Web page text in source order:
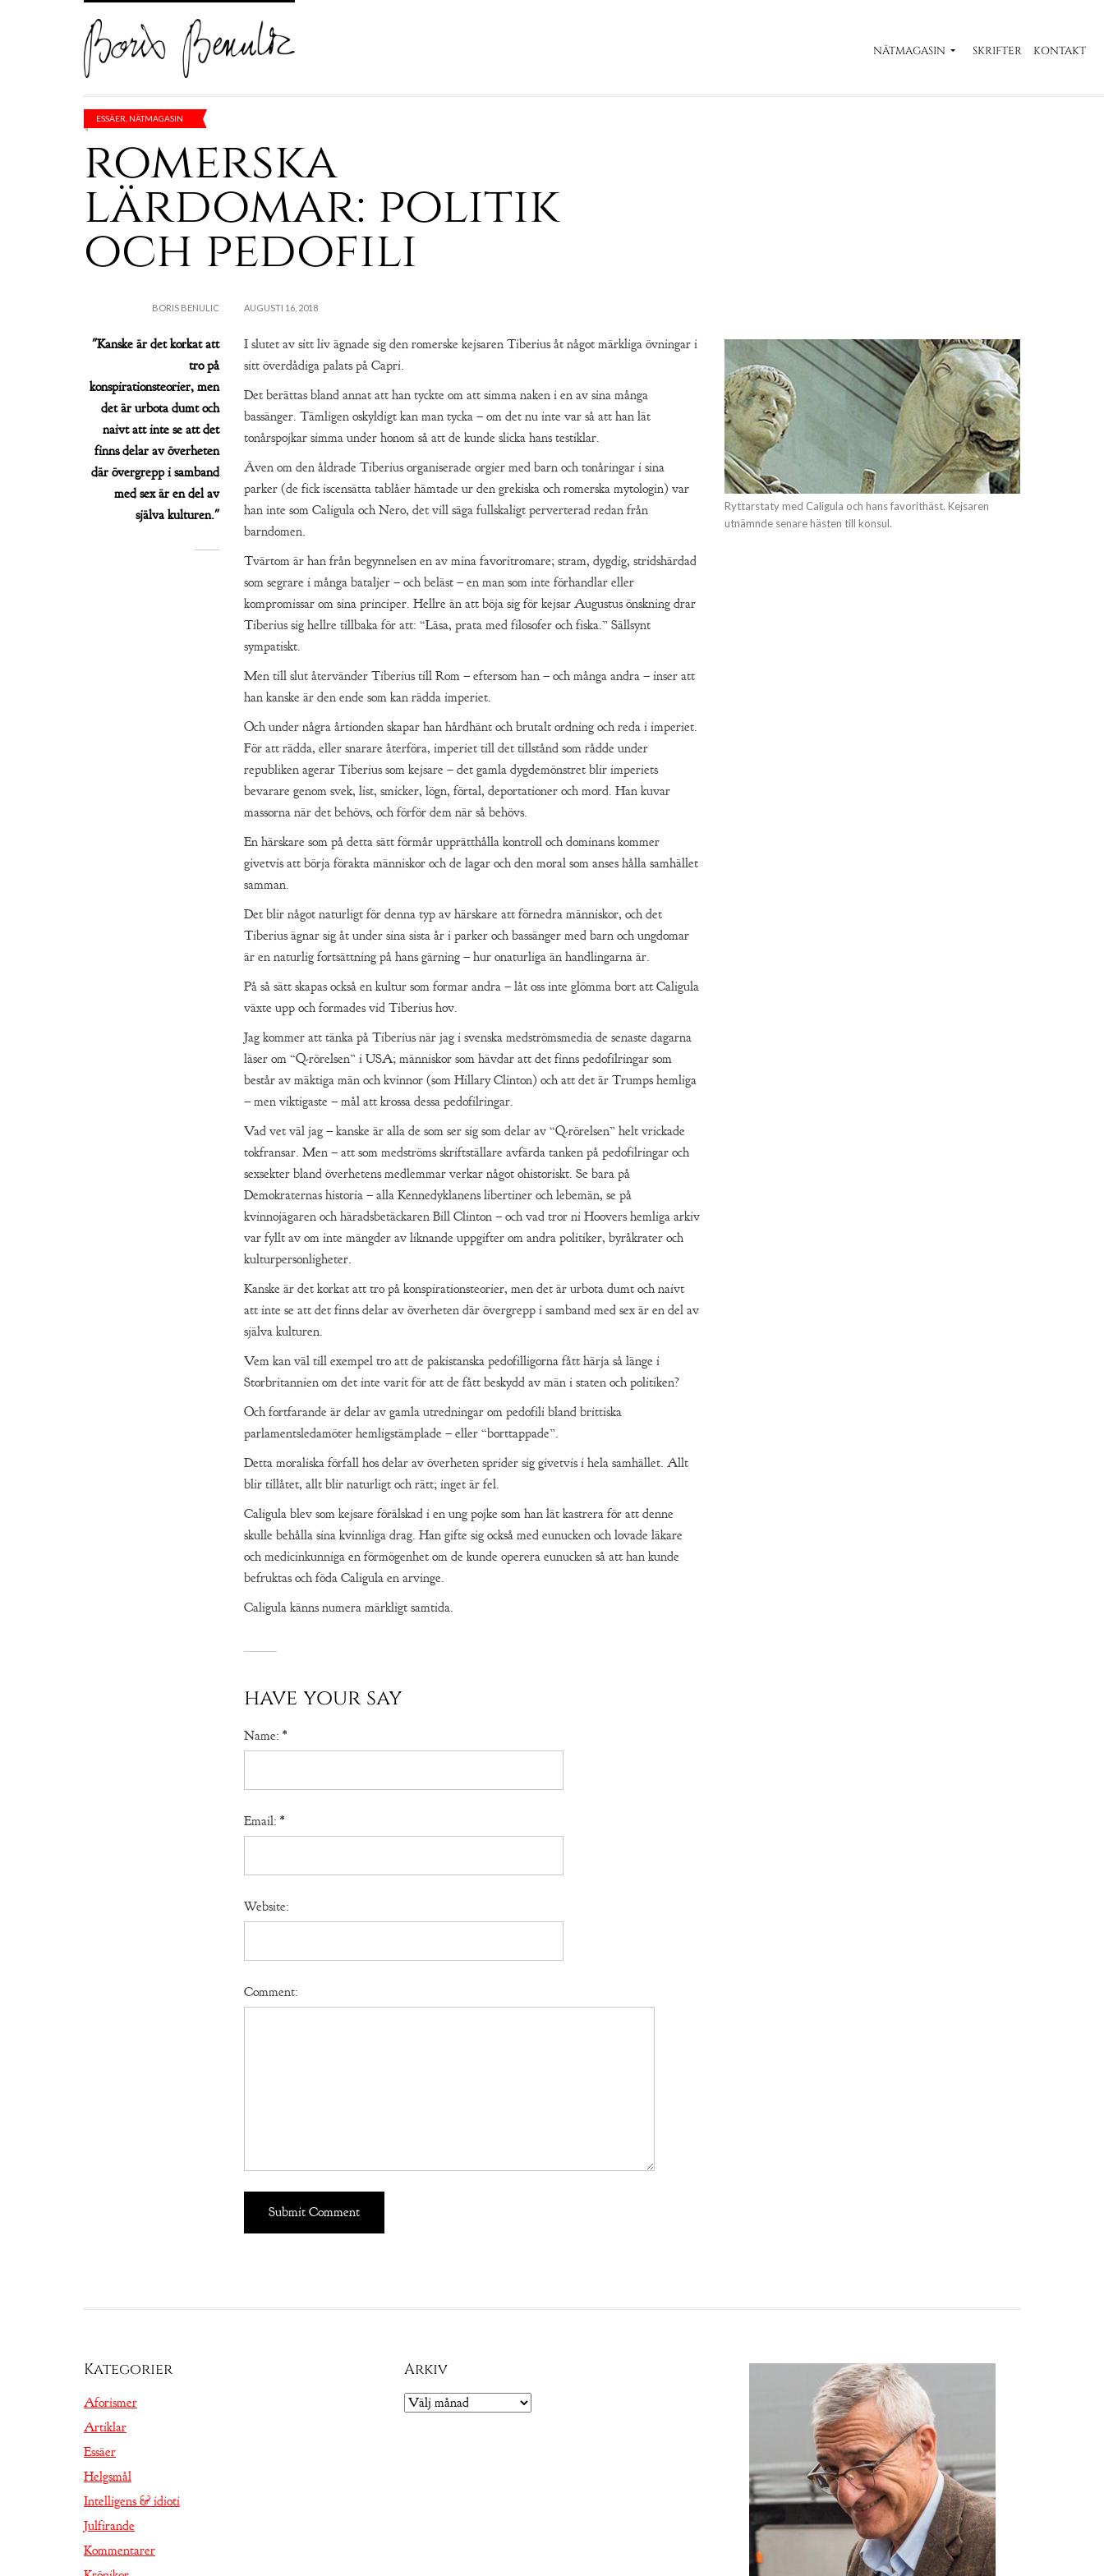
NÄTMAGASIN SKRIFTER KONTAKT
ESSÄER NÄTMAGASIN
romerska
lärdomar: politik
och pedofili
BORIS BENULIC
"Kanske är det korkat att
tro på
konspirationsteorier, men
det är urbota dumt och
naivt att inte se att det
finns delar av överheten
där övergrepp i samband
med sex är en del av
själva kulturen."
AUGUSTI 16, 2018
I slutet av sitt liv ägnade sig den romerske kejsaren Tiberius åt något märkliga övningar i
sitt överdådiga palats på Capri.
Det berättas bland annat att han tyckte om att simma naken i en av sina många
bassänger. Tämligen oskyldigt kan man tycka – om det nu inte var så att han lät
tonårspojkar simma under honom så att de kunde slicka hans testiklar.
Även om den åldrade Tiberius organiserade orgier med barn och tonåringar i sina
parker (de fick iscensätta tablåer hämtade ur den grekiska och romerska mytologin) var
han inte som Caligula och Nero, det vill säga fullskaligt perverterad redan från
barndomen.
Tvärtom är han från begynnelsen en av mina favoritromare; stram, dygdig, stridshärdad
som segrare i många bataljer – och beläst – en man som inte förhandlar eller
kompromissar om sina principer. Hellre än att böja sig för kejsar Augustus önskning drar
Tiberius sig hellre tillbaka för att: “Läsa, prata med filosofer och fiska.” Sällsynt
sympatiskt.
Men till slut återvänder Tiberius till Rom – eftersom han – och många andra – inser att
han kanske är den ende som kan rädda imperiet.
Och under några årtionden skapar han hårdhänt och brutalt ordning och reda i imperiet.
För att rädda, eller snarare återföra, imperiet till det tillstånd som rådde under
republiken agerar Tiberius som kejsare – det gamla dygdemönstret blir imperiets
bevarare genom svek, list, smicker, lögn, förtal, deportationer och mord. Han kuvar
massorna när det behövs, och förför dem när så behövs.
En härskare som på detta sätt förmår upprätthålla kontroll och dominans kommer
givetvis att börja förakta människor och de lagar och den moral som anses hålla samhället
samman.
Det blir något naturligt för denna typ av härskare att förnedra människor, och det
Tiberius ägnar sig åt under sina sista år i parker och bassänger med barn och ungdomar
är en naturlig fortsättning på hans gärning – hur onaturliga än handlingarna är.
På så sätt skapas också en kultur som formar andra – låt oss inte glömma bort att Caligula
växte upp och formades vid Tiberius hov.
Jag kommer att tänka på Tiberius när jag i svenska medströmsmedia de senaste dagarna
läser om “Q-rörelsen” i USA; människor som hävdar att det finns pedofilringar som
består av mäktiga män och kvinnor (som Hillary Clinton) och att det är Trumps hemliga
– men viktigaste – mål att krossa dessa pedofilringar.
Vad vet väl jag – kanske är alla de som ser sig som delar av “Q-rörelsen” helt vrickade
tokfransar. Men – att som medströms skriftställare avfärda tanken på pedofilringar och
sexsekter bland överhetens medlemmar verkar något ohistoriskt. Se bara på
Demokraternas historia – alla Kennedyklanens libertiner och lebemän, se på
kvinnojägaren och häradsbetäckaren Bill Clinton – och vad tror ni Hoovers hemliga arkiv
var fyllt av om inte mängder av liknande uppgifter om andra politiker, byråkrater och
kulturpersonligheter.
Kanske är det korkat att tro på konspirationsteorier, men det är urbota dumt och naivt
att inte se att det finns delar av överheten där övergrepp i samband med sex är en del av
själva kulturen.
Vem kan väl till exempel tro att de pakistanska pedofilligorna fått härja så länge i
Storbritannien om det inte varit för att de fått beskydd av män i staten och politiken?
Och fortfarande är delar av gamla utredningar om pedofili bland brittiska
parlamentsledamöter hemligstämplade – eller “borttappade”.
Detta moraliska förfall hos delar av överheten sprider sig givetvis i hela samhället. Allt
blir tillåtet, allt blir naturligt och rätt; inget är fel.
Caligula blev som kejsare förälskad i en ung pojke som han lät kastrera för att denne
skulle behålla sina kvinnliga drag. Han gifte sig också med eunucken och lovade läkare
och medicinkunniga en förmögenhet om de kunde operera eunucken så att han kunde
befruktas och föda Caligula en arvinge.
Caligula känns numera märkligt samtida.
have your say
Name: *
Email: *
Website:
Comment:
Ryttarstaty med Caligula och hans favorithäst. Kejsaren
utnämnde senare hästen till konsul.
Kategorier
Aforismer
Artiklar
Essäer
Helgsmål
Intelligens & idioti
Julfirande
Kommentarer
Arkiv
Arkiv